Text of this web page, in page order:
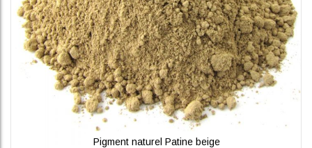
Pigment naturel Patine beige